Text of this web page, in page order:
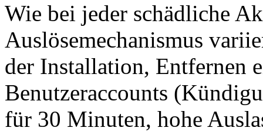
Wie bei jeder schädliche
Auslösemechanismus
der Installation, Entfernen
Benutzeraccounts
für 30 Minuten, hohe